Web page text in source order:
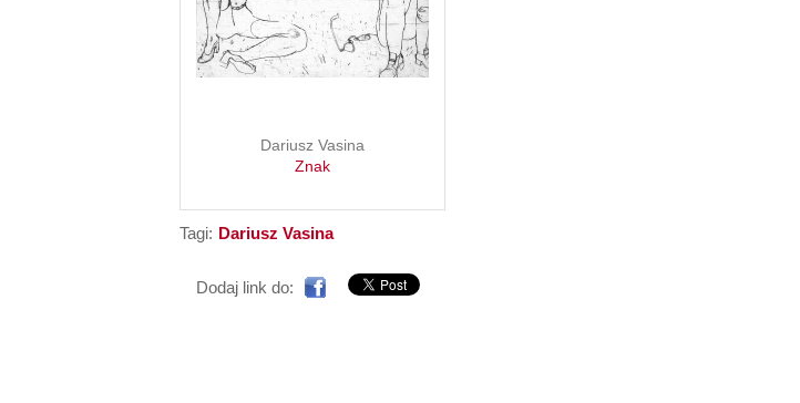
Dariusz Vasina
Znak
Tagi: Dariusz Vasina
Dodaj link do: